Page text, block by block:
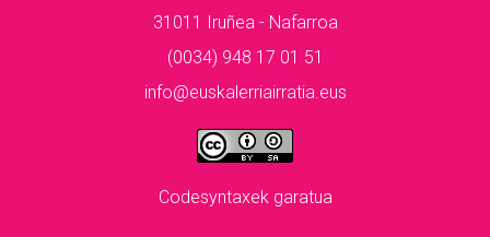
31011 Iruñea - Nafarroa
(0034) 948 17 01 51
info@euskalerriairratia.eus
Codesyntaxek garatua